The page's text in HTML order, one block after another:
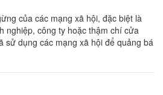
của các mạng xã hội, đặc biệt là
nghiệp, công ty hoặc thậm chí cửa
sử dụng các mạng xã hội để quảng bá